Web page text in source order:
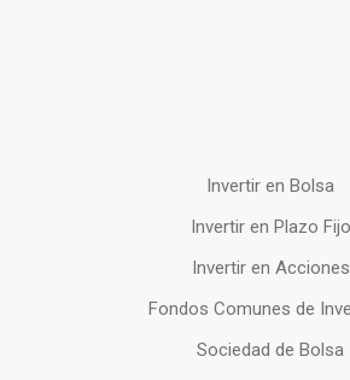
Invertir en Bolsa
Invertir en Plazo Fijo
Invertir en Acciones
Fondos Comunes de
Sociedad de Bolsa